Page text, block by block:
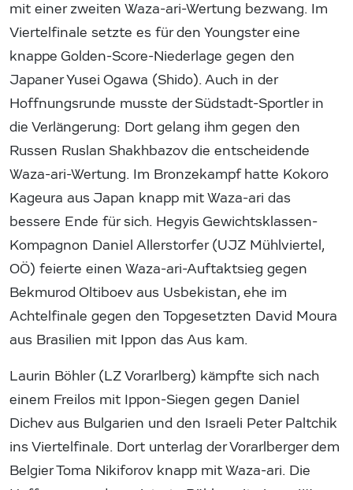
mit einer zweiten Waza-ari-Wertung bezwang. Im
Viertelfinale setzte es für den Youngster eine
knappe Golden-Score-Niederlage gegen den
Japaner Yusei Ogawa (Shido). Auch in der
Hoffnungsrunde musste der Südstadt-Sportler in
die Verlängerung: Dort gelang ihm gegen den
Russen Ruslan Shakhbazov die entscheidende
Waza-ari-Wertung. Im Bronzekampf hatte Kokoro
Kageura aus Japan knapp mit Waza-ari das
bessere Ende für sich. Hegyis Gewichtsklassen-
Kompagnon Daniel Allerstorfer (UJZ Mühlviertel,
OÖ) feierte einen Waza-ari-Auftaktsieg gegen
Bekmurod Oltiboev aus Usbekistan, ehe im
Achtelfinale gegen den Topgesetzten David Moura
aus Brasilien mit Ippon das Aus kam.
Laurin Böhler (LZ Vorarlberg) kämpfte sich nach
einem Freilos mit Ippon-Siegen gegen Daniel
Dichev aus Bulgarien und den Israeli Peter Paltchik
ins Viertelfinale. Dort unterlag der Vorarlberger dem
Belgier Toma Nikiforov knapp mit Waza-ari. Die